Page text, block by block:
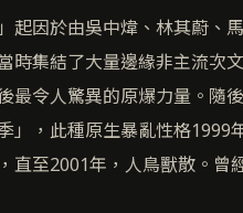
起因於由吳中煒、林其蔚、
時集結了大量邊緣非主流次
最令人驚異的原爆力量。隨
」，此種原生暴亂性格1999
直至2001年，人鳥獸散。曾